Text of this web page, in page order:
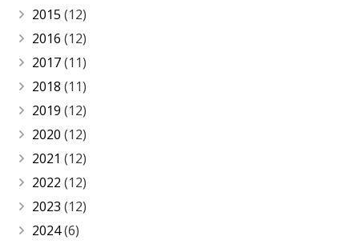
2015 (12)
2016 (12)
2017(11)
2018 (11)
2019 (12)
2020 (12)
2021 (12)
2022 (12)
2023 (12)
2024(6)